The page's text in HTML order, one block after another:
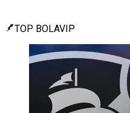
TOP BOLAVIP